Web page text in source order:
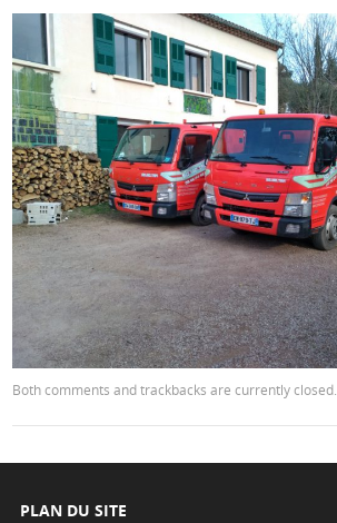
Both comments and trackbacks are currently closed.
PLAN DU SITE